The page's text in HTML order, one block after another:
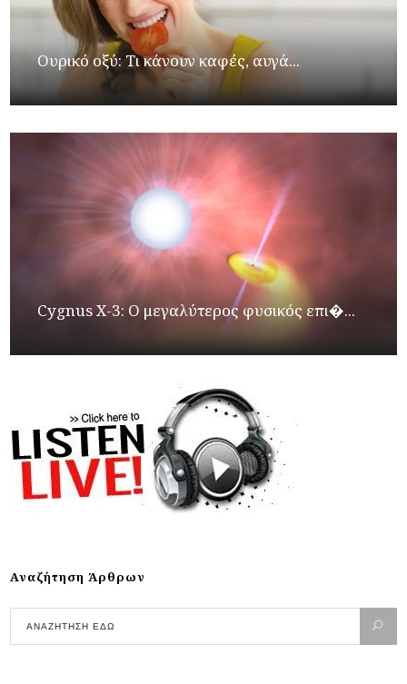
Ουρικό οξύ: Τι κάνουν καφές, αυγά...
Cygnus X-3: Ο μεγαλύτερος φυσικός επι�...
Αναζήτηση Άρθρων